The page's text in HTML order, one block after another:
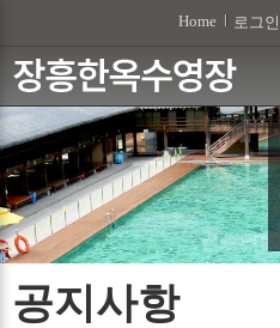
Home 로그인
공지사항